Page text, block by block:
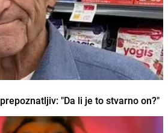
"Da li je to stvarno on?"